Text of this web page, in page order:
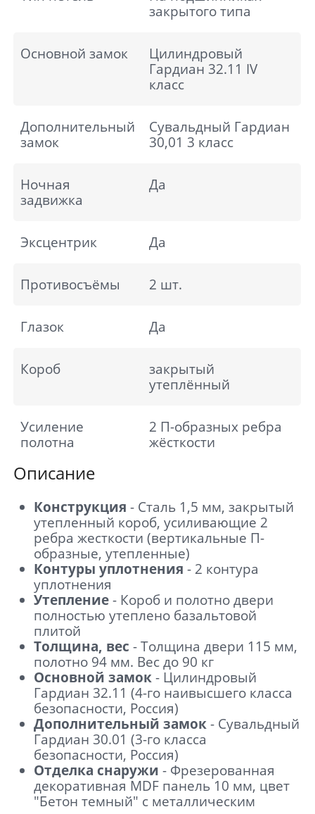
закрытого типа
Основной замок
Цилиндровый
Гардиан 32.11 IV
класс
Дополнительный
замок
Сувальдный Гардиан
30,01 3 класс
Ночная
задвижка
Да
Эксцентрик Да
Противосъёмы 2 шт.
Глазок Да
Короб
закрытый
утеплённый
Усиление
полотна
2 П-образных ребра
жёсткости
Описание
Конструкция - Сталь 1,5 мм, закрытый
утепленный короб, усиливающие 2
ребра жесткости (вертикальные П-
образные, утепленные)
Контуры уплотнения - 2 контура
уплотнения
Утепление- Короб и полотно двери
полностью утеплено базальтовой
плитой
Толщина, вес - Толщина двери 115 мм,
полотно 94 мм. Вес до 90 кг
Основной замок- Цилиндровый
Гардиан 32.11 (4-го наивысшего класса
безопасности, Россия)
Дополнительный замок- Сувальдный
Гардиан 30.01 (3-го класса
безопасности, Россия)
Отделка снаружи - Фрезерованная
декоративная MDF панель 10 мм, цвет
"Бетон темный" с металлическим
Отправить
соглашаетесь с политикой обработки
персональных данных